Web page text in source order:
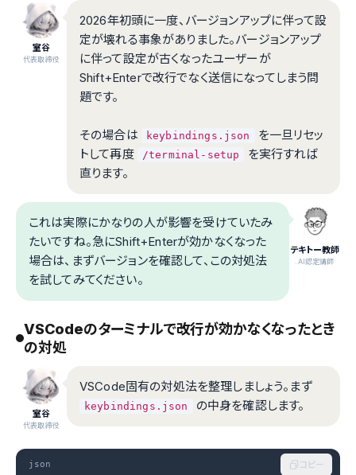
室谷
代表取締役
2026年初頭に一度、バージョンアップに伴って設
定が壊れる事象がありました。バージョンアップ
に伴って設定が古くなったユーザーが
Shift+Enterで改行でなく送信になってしまう問
題です。
その場合は keybindings.json
を一旦リセッ
トして再度
/terminal-setup
を実行すれば
直ります。
テキトー教師
.AI認定講師
これは実際にかなりの人が影響を受けていたみ
たいですね。急にShift+Enterが効かなくなった
場合は、まずバージョンを確認して、この対処法
を試してみてください。
VSCodeのターミナルで改行が効かなくなったとき
の対処
室谷
代表取締役
VSCode固有の対処法を整理しましょう。まず
keybindings.json の中身を確認します。
json コピー